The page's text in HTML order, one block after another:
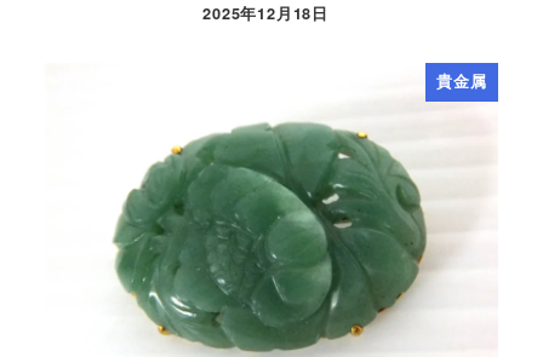
2025年12月18日
貴金属